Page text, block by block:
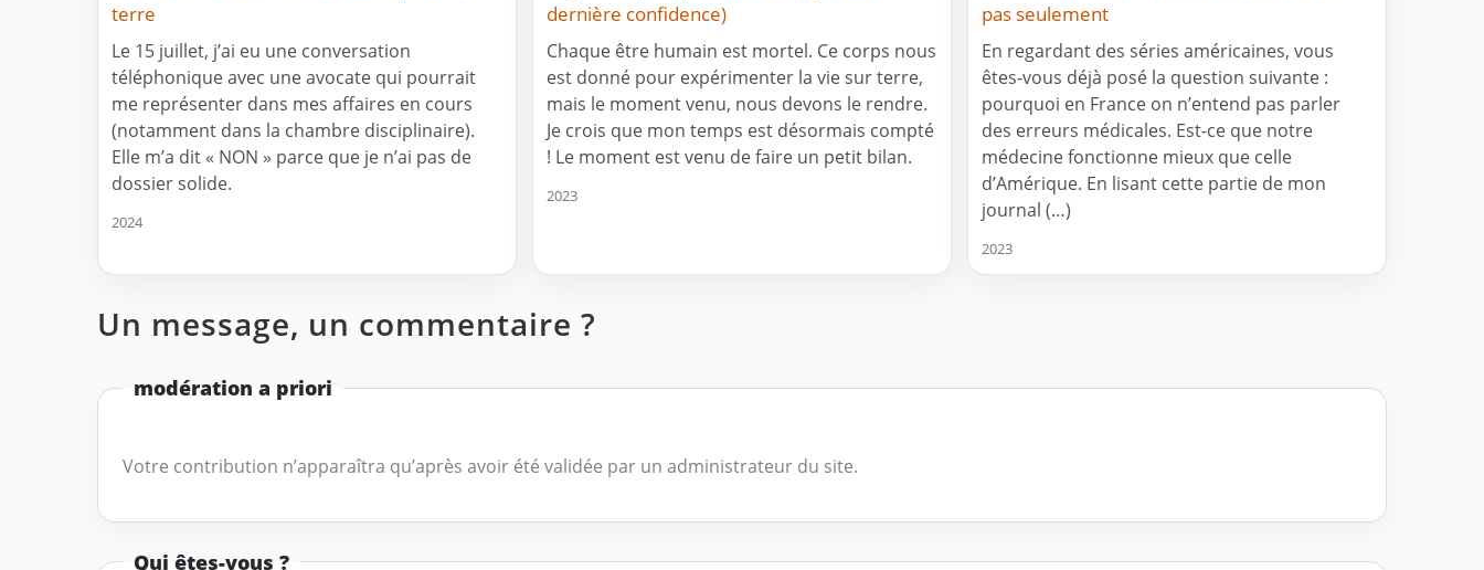
terre
Le 15 juillet, j’ai eu une conversation
téléphonique avec une avocate qui pourrait
me représenter dans mes affaires en cours
(notamment dans la chambre disciplinaire).
Elle m’a dit « NON » parce que je n’ai pas de
dossier solide.
2024
dernière confidence)
Chaque être humain est mortel. Ce corps nous
est donné pour expérimenter la vie sur terre,
mais le moment venu, nous devons le rendre.
Je crois que mon temps est désormais compté
! Le moment est venu de faire un petit bilan.
2023
pas seulement
En regardant des séries américaines, vous
êtes-vous déjà posé la question suivante :
pourquoi en France on n’entend pas parler
des erreurs médicales. Est-ce que notre
médecine fonctionne mieux que celle
d’Amérique. En lisant cette partie de mon
journal (…)
2023
Un message, un commentaire ?
modération a priori
Votre contribution n’apparaîtra qu’après avoir été validée par un administrateur du site.
Qui êtes-vous ?